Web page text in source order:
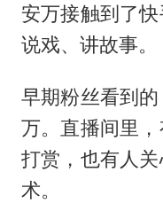
安万接触到了快
说戏、讲故事。
早期粉丝看到
万。直播间里
打赏，也有人
术。